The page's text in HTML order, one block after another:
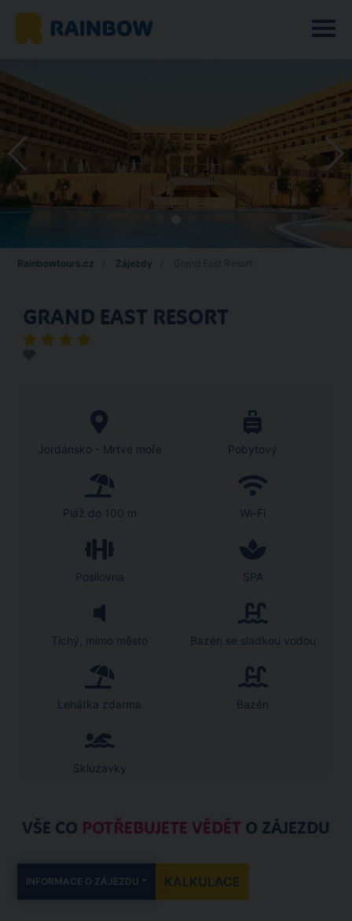
Rainbowtours.cz Zájezdy
GRAND EAST RESORT
Jordánsko - Mrtvé moře Pobytový
Pláž do 100 m Wi-Fi
Posilovna SPA
Tichý, mimo město Bazén se sladkou vodou
Lehátka zdarma Bazén
Skluzavky
VŠE CO POTŘEBUJETE VĚDĚT O ZÁJEZDU
INFORMACE O ZÁJEZDU KALKULACE